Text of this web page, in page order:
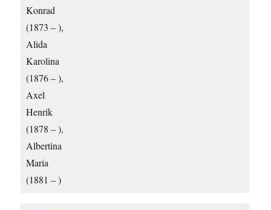
Konrad
(1873 – ),
Alida
Karolina
(1876 – ),
Axel
Henrik
(1878 – ),
Albertina
Maria
(1881 – )